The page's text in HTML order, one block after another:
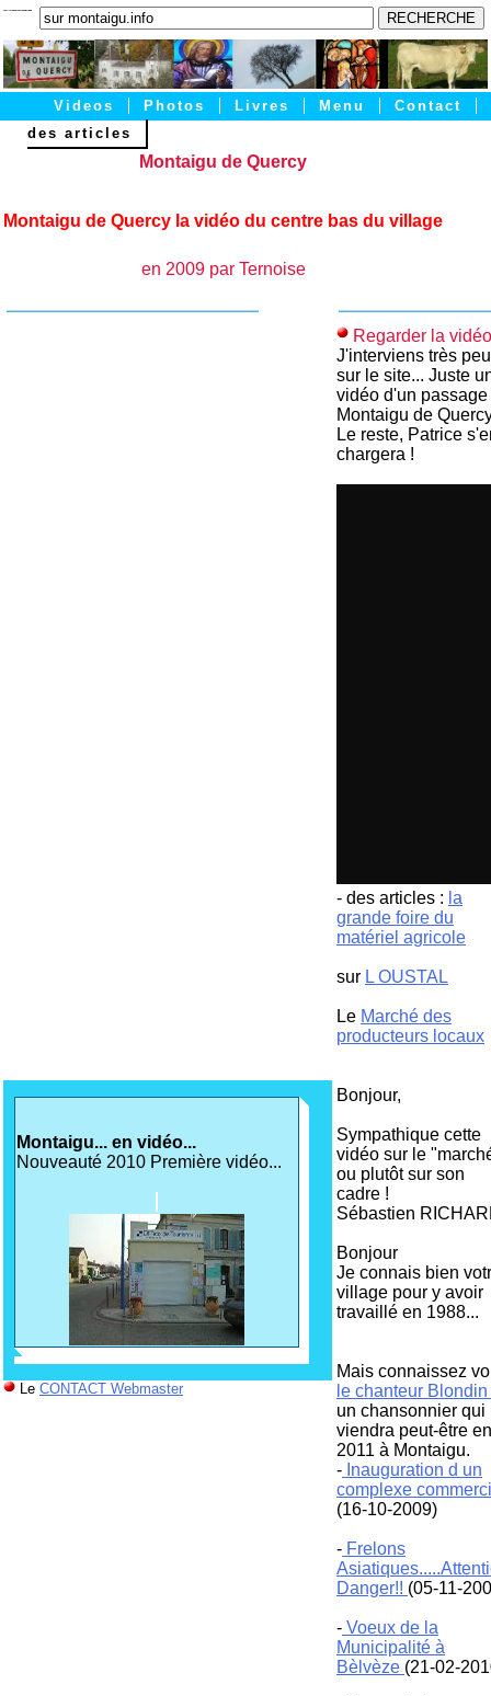
Contact
Menu
Livres
Photos
Videos
des articles
Montaigu de Quercy
Montaigu de Quercy la vidéo du centre bas du village
en 2009 par Ternoise
Montaigu... en vidéo...
Nouveauté 2010 Première vidéo...
Le CONTACT Webmaster
Regarder la
J'interviens très peu
sur le site... Juste
vidéo d'un passage
Montaigu de
Le reste, Patrice
chargera !
- des articles : la
grande foire du
matériel agricole
sur L OUSTAL
Le Marché des
producteurs locaux
Bonjour,
Sympathique cette
vidéo sur le
ou plutôt sur son
cadre !
Sébastien
Bonjour
Je connais bien
village pour y avoir
travaillé en 1988...
Mais connaissez
le chanteur Blondin
un chansonnier qui
viendra peut-être en
2011 à Montaigu.
- Inauguration d un
complexe
(16-10-2009)
- Frelons
Danger!! (05-11-
- Voeux de la
Municipalité à
Bèlvèze (21-02-